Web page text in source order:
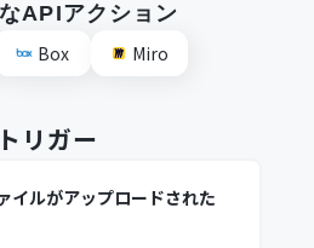
APIアクション
Box Miro
リガー
イルがアップロードされた